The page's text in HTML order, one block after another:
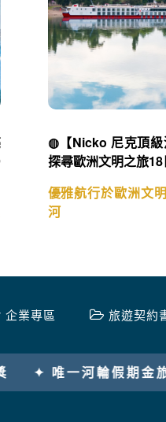
◍【Nicko 尼克頂級
探尋歐洲文明之旅18
優雅航行於歐洲文
河
企業專區 旅遊契約
一榮獲澳洲美食主題國